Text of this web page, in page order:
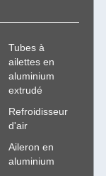
Tubes à
ailettes en
aluminium
extrudé
Refroidisseur
d'air
Aileron en
aluminium